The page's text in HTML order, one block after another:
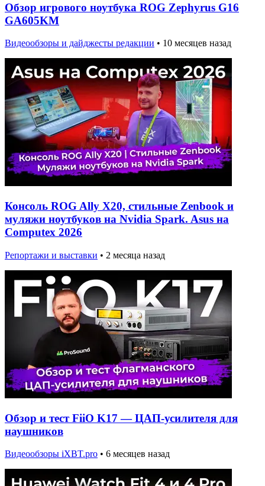
Обзор игрового ноутбука ROG Zephyrus G16
GA605KM
Видеообзоры и дайджесты редакции • 10 месяцев назад
Консоль ROG Ally X20, стильные Zenbook и
муляжи ноутбуков на Nvidia Spark. Asus на
Computex 2026
Репортажи и выставки • 2 месяца назад
Обзор и тест FiiO K17 — ЦАП-усилителя для
наушников
Видеообзоры iXBT.pro • 6 месяцев назад